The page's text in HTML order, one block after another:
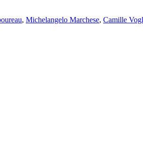
, Michelangelo Marchese, Camille